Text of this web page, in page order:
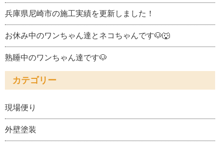
兵庫県尼崎市の施工実績を更新しました！
お休み中のワンちゃん達とネコちゃんです🐶🐺
熟睡中のワンちゃん達です🐶
カテゴリー
現場便り
外壁塗装